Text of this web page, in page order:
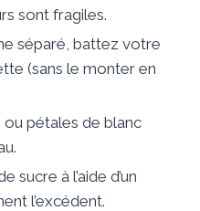
sont fragiles.
séparé, battez votre
(sans le monter en
pétales de blanc
sucre à l’aide d’un
l’excédent.